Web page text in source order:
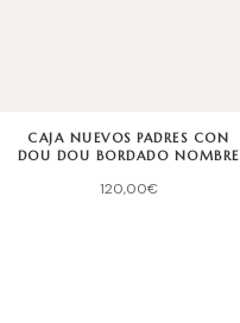
CAJA NUEVOS PADRES CON
DOU DOU BORDADO NOMBRE
120,00€